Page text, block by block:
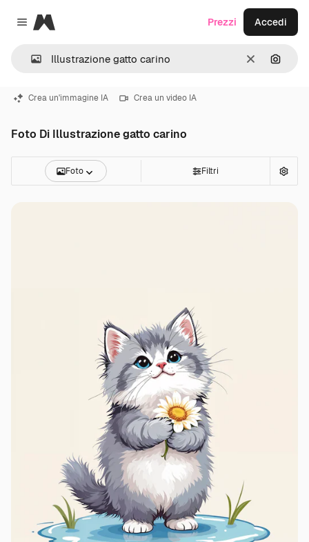
Close menu
Magnific
CancellaCerca
Prezzi Accedi
Crea un'immagine IA Crea un video IA
Foto Di Illustrazione gatto carino
Foto Filtri